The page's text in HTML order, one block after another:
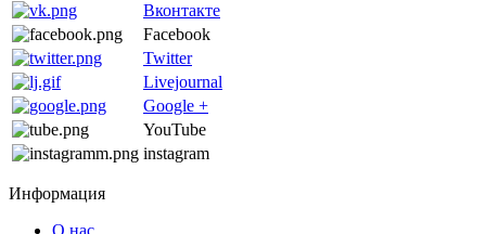
Вконтакте
Facebook
Twitter
Livejournal
Google +
YouTube
instagram
Информация